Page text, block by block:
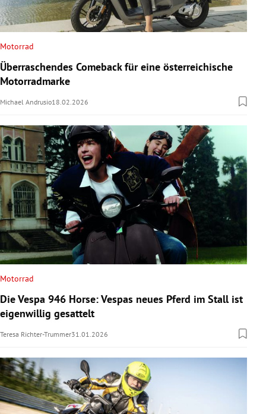
Motorrad
Überraschendes Comeback für eine österreichische
Motorradmarke
Michael Andrusio18.02.2026
Motorrad
Die Vespa 946 Horse: Vespas neues Pferd im Stall ist
eigenwillig gesattelt
Teresa Richter-Trummer31.01.2026